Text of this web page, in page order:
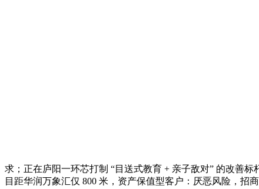
求；正在庐阳一环芯打制 “目送式教育 + 亲子敌对” 的改善标
目距华润万象汇仅 800 米，资产保值型客户：厌恶风险，招